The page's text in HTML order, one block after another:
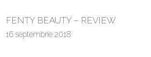
FENTY BEAUTY – REVIEW
16 septembrie 2018